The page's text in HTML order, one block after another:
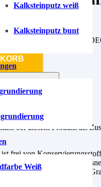
Kalksteinputz weiß
Kalksteinputz bunt
Weiß
GRAU-2
bei diesem Produkt als
frei von
und
du zusätzlich einen Blau-